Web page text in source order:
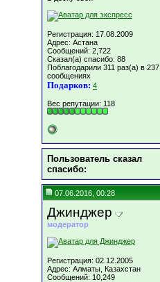
Регистрация: 17.08.2009
Адрес: Астана
Сообщений: 2,722
Сказал(а) спасибо: 88
Поблагодарили 311 раз(а) в 237
сообщениях
Подарков: 4
Вес репутации: 118
Пользователь сказал
cпасибо:
07.06.2016, 00:28
Джинджер
модератор
Регистрация: 02.12.2005
Адрес: Алматы, Казахстан
Сообщений: 10,249